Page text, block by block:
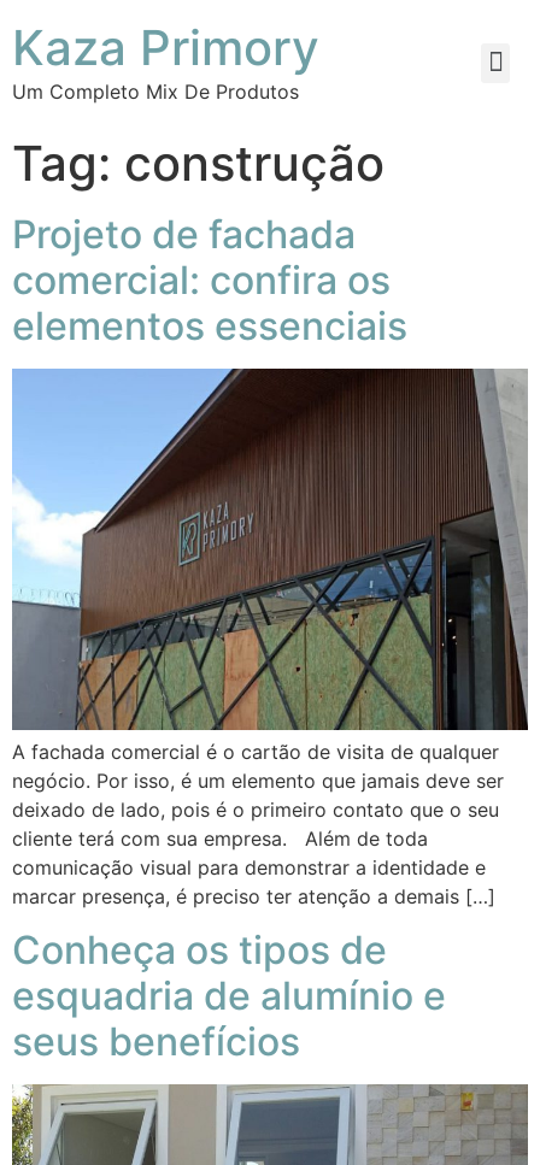
Kaza Primory
Um Completo Mix De Produtos
Tag: construção
Projeto de fachada
comercial: confira os
elementos essenciais
A fachada comercial é o cartão de visita de qualquer
negócio. Por isso, é um elemento que jamais deve ser
deixado de lado, pois é o primeiro contato que o seu
cliente terá com sua empresa. Além de toda
comunicação visual para demonstrar a identidade e
marcar presença, é preciso ter atenção a demais […]
Conheça os tipos de
esquadria de alumínio e
seus benefícios